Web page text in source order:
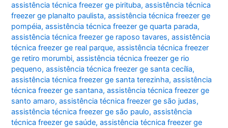
assistência técnica freezer ge pirituba,assistência técnica
freezer ge planalto paulista,assistência técnica freezer ge
pompéia,assistência técnica freezer ge quarta parada,
assistência técnica freezer ge raposo tavares,assistência
técnica freezer ge real parque,assistência técnica freezer
ge retiro morumbi,assistência técnica freezer ge rio
pequeno,assistência técnica freezer ge santa cecília,
assistência técnica freezer ge santa terezinha,assistência
técnica freezer ge santana,assistência técnica freezer ge
santo amaro,assistência técnica freezer ge são judas,
assistência técnica freezer ge são paulo,assistência
técnica freezer ge saúde,assistência técnica freezer ge